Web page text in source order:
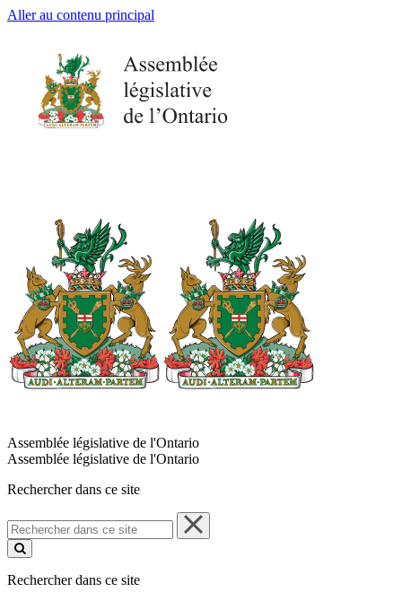
Aller au contenu principal
Assemblée législative de l'Ontario
Assemblée législative de l'Ontario
Rechercher dans ce site
Rechercher
dans
ce
Rechercher dans ce site